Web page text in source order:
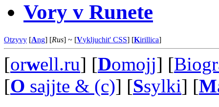
Vory v Runete
Otzyvy [Ang] [Rus] ~ [Vykljuchit' CSS] [Kirillica]
[orwell.ru] [Domojj] [
[O sajjte & (c)] [Ssylki] [M